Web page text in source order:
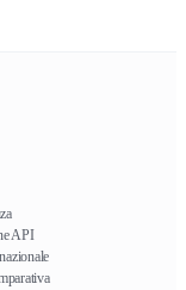
API